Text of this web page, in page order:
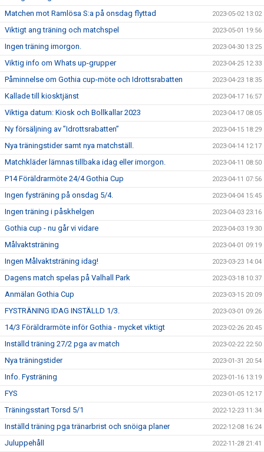
Matchen mot Ramlösa S:a på onsdag flyttad 2023-05-02 13:02
Viktigt ang träning och matchspel 2023-05-01 19:56
Ingen träning imorgon. 2023-04-30 13:25
Viktig info om Whats up-grupper 2023-04-25 12:33
Påminnelse om Gothia cup-möte och Idrottsrabatten 2023-04-23 18:35
Kallade till kiosktjänst 2023-04-17 16:57
Viktiga datum: Kiosk och Bollkallar 2023 2023-04-17 08:05
Ny försäljning av ”Idrottsrabatten” 2023-04-15 18:29
Nya träningstider samt nya matchställ. 2023-04-14 12:17
Matchkläder lämnas tillbaka idag eller imorgon. 2023-04-11 08:50
P14 Föräldrarmöte 24/4 Gothia Cup 2023-04-11 07:56
Ingen fysträning på onsdag 5/4. 2023-04-04 15:45
Ingen träning i påskhelgen 2023-04-03 23:16
Gothia cup - nu går vi vidare 2023-04-03 19:30
Målvaktsträning 2023-04-01 09:19
Ingen Målvaktsträning idag! 2023-03-23 14:04
Dagens match spelas på Valhall Park 2023-03-18 10:37
Anmälan Gothia Cup 2023-03-15 20:09
FYSTRÄNING IDAG INSTÄLLD 1/3. 2023-03-01 09:26
14/3 Föräldrarmöte inför Gothia - mycket viktigt 2023-02-26 20:45
Inställd träning 27/2 pga av match 2023-02-22 22:50
Nya träningstider 2023-01-31 20:54
Info. Fysträning 2023-01-16 13:19
FYS 2023-01-05 12:17
Träningsstart Torsd 5/1 2022-12-23 11:34
Inställd träning pga tränarbrist och snöiga planer 2022-12-08 16:24
Juluppehåll 2022-11-28 21:41